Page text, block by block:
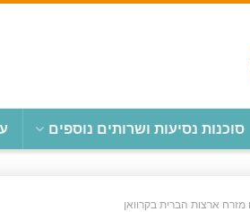
סוכנות נסיעות ושרותים נוספים
מזרח ארצות הברית בקרוואן